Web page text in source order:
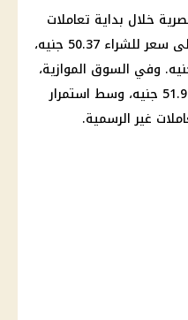
خلال بداية تعاملات
الثلاثاء 16 يونيو 2026، وسجل أعلى سعر للشراء 50.37 جنيه،
السوق الموازية،
ارتفع السعر قرشين ليسجل نحو 51.93 جنيه، وسط استمرار
غير الرسمية.